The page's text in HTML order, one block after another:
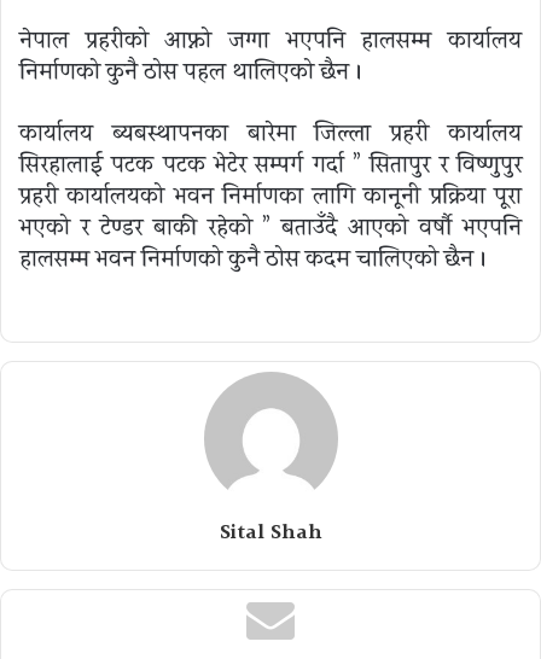
नेपाल प्रहरीको आफ्नो जग्गा भएपनि हालसम्म कार्यालय
निर्माणको कुनै ठोस पहल थालिएको छैन ।
कार्यालय ब्यबस्थापनका बारेमा जिल्ला प्रहरी कार्यालय
सिरहालाई पटक पटक भेटेर सम्पर्ग गर्दा ” सितापुर र विष्णुपुर
प्रहरी कार्यालयको भवन निर्माणका लागि कानूनी प्रक्रिया पूरा
भएको र टेण्डर बाकी रहेको ” बताउँदै आएको वर्षौ भएपनि
हालसम्म भवन निर्माणको कुनै ठोस कदम चालिएको छैन ।
Sital Shah